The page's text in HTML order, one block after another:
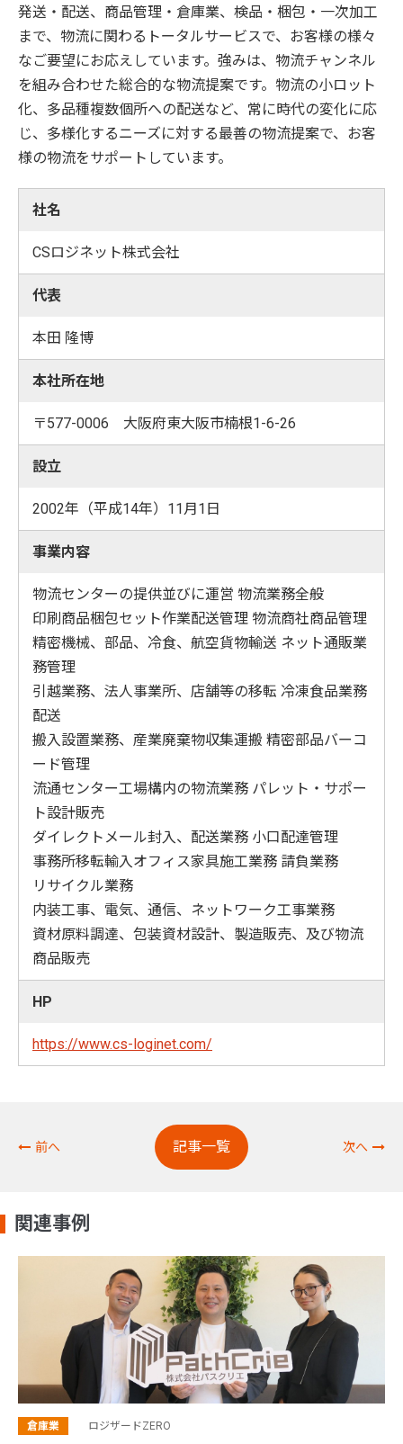
発送・配送、商品管理・倉庫業、検品・梱包・一次加工
まで、物流に関わるトータルサービスで、お客様の様々
なご要望にお応えしています。強みは、物流チャンネル
を組み合わせた総合的な物流提案です。物流の小ロット
化、多品種複数個所への配送など、常に時代の変化に応
じ、多様化するニーズに対する最善の物流提案で、お客
様の物流をサポートしています。
社名
CSロジネット株式会社
代表
本田 隆博
本社所在地
〒577-0006 大阪府東大阪市楠根1-6-26
設立
2002年（平成14年）11月1日
事業内容
物流センターの提供並びに運営 物流業務全般
印刷商品梱包セット作業配送管理 物流商社商品管理
精密機械、部品、冷食、航空貨物輸送 ネット通販業
務管理
引越業務、法人事業所、店舗等の移転 冷凍食品業務
配送
搬入設置業務、産業廃棄物収集運搬 精密部品バーコ
ード管理
流通センター工場構内の物流業務 パレット・サポー
ト設計販売
ダイレクトメール封入、配送業務 小口配達管理
事務所移転輸入オフィス家具施工業務 請負業務
リサイクル業務
内装工事、電気、通信、ネットワーク工事業務
資材原料調達、包装資材設計、製造販売、及び物流
商品販売
HP
https://www.cs-loginet.com/
前へ 記事一覧 次へ
関連事例
倉庫業 ロジザードZERO